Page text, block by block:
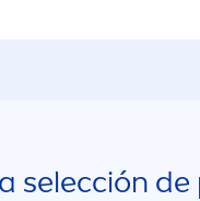
selección